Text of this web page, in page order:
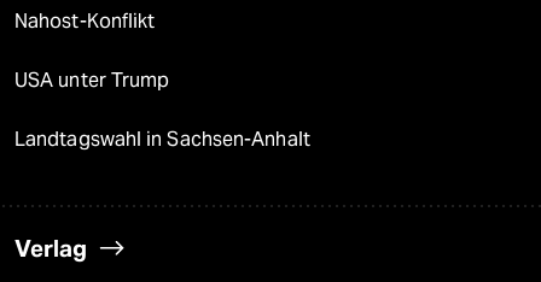
Nahost-Konflikt
USA unter Trump
Landtagswahl in Sachsen-Anhalt
Verlag